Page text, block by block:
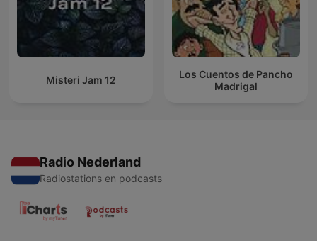
Misteri Jam 12
Los Cuentos de Pancho
Madrigal
Radio Nederland
Radiostations en podcasts